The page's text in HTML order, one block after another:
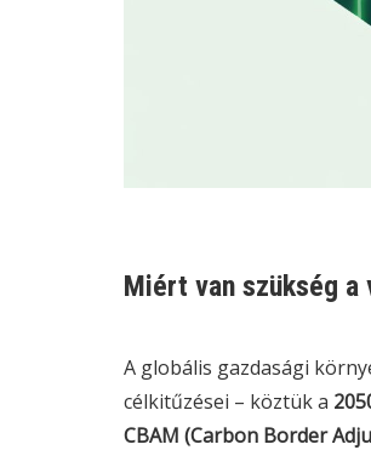
Miért van szükség a
A globális gazdasági
célkitűzései – köztük a
CBAM (Carbon Border